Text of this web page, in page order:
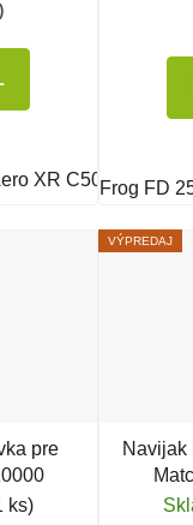
XR C5000 Aero
Frog FD
pre
ks)
VÝPREDAJ
Navijak